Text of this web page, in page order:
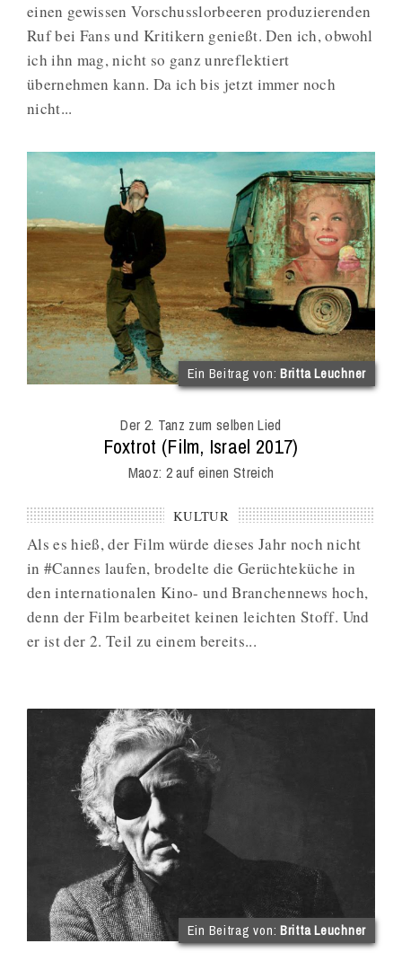
einen gewissen Vorschusslorbeeren produzierenden
Ruf bei Fans und Kritikern genießt. Den ich, obwohl
ich ihn mag, nicht so ganz unreflektiert
übernehmen kann. Da ich bis jetzt immer noch
nicht...
Ein Beitrag von:Britta Leuchner
Der 2. Tanz zum selben Lied
:
Foxtrot (Film, Israel 2017)
Maoz: 2 auf einen Streich
KULTUR
Als es hieß, der Film würde dieses Jahr noch nicht
in #Cannes laufen, brodelte die Gerüchteküche in
den internationalen Kino- und Branchennews hoch,
denn der Film bearbeitet keinen leichten Stoff. Und
er ist der 2. Teil zu einem bereits...
Ein Beitrag von:Britta Leuchner